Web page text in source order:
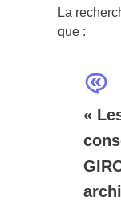
La
que :
«